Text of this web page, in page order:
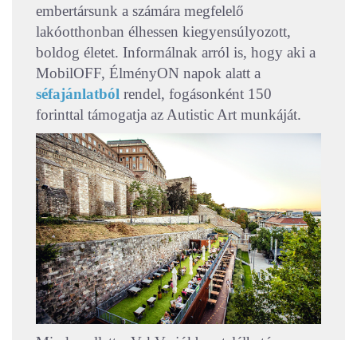
embertársunk a számára megfelelő
lakóotthonban élhessen kiegyensúlyozott,
boldog életet. Informálnak arról is, hogy aki a
MobilOFF, ÉlményON napok alatt a
séfajánlatból rendel, fogásonként 150
forinttal támogatja az Autistic Art munkáját.